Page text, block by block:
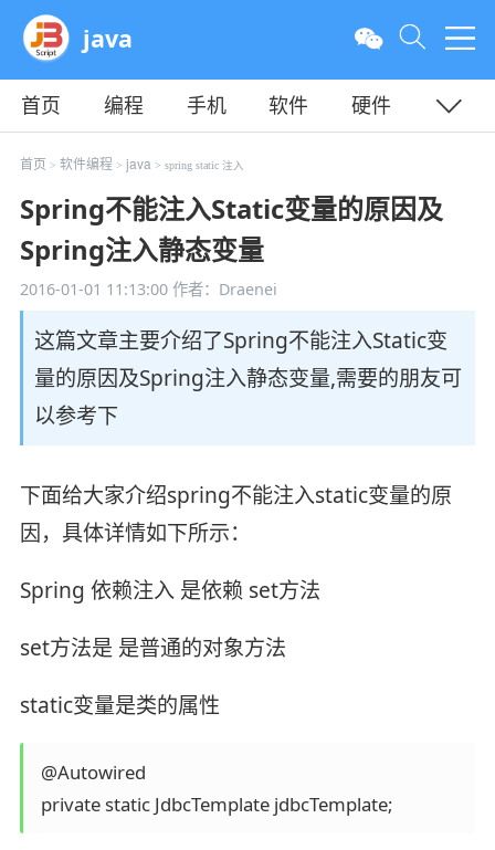
java
首页 编程 手机 软件
硬件
教程
平面 服务器
首页 > 软件编程 > java> spring static 注入
Spring不能注入Static变量的原因及
Spring注入静态变量
2016-01-01 11:13:00作者：Draenei
这篇文章主要介绍了Spring不能注入Static变
量的原因及Spring注入静态变量,需要的朋友可
以参考下
下面给大家介绍spring不能注入static变量的原
因，具体详情如下所示：
Spring 依赖注入 是依赖 set方法
set方法是 是普通的对象方法
static变量是类的属性
@Autowired
private static JdbcTemplate jdbcTemplate;